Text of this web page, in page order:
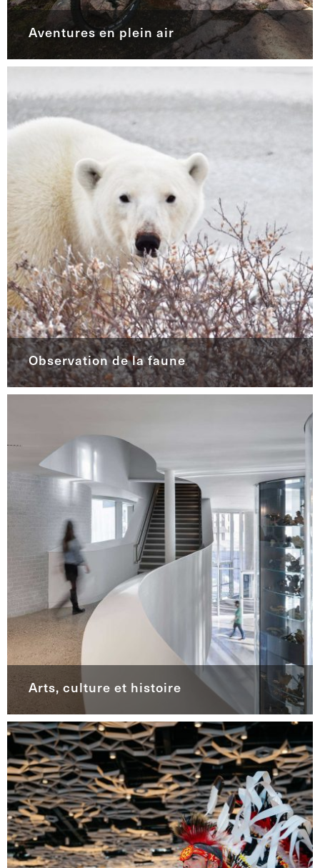
Aventures en plein air
Observation de la faune
Arts, culture et histoire